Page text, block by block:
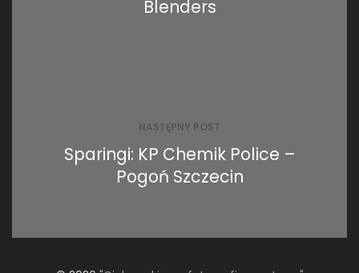
Blenders
NASTĘPNY POST
Sparingi: KP Chemik Police –
Pogoń Szczecin